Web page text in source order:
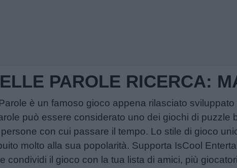
PAROLE RICERCA:
è un famoso gioco appena rilasciato sviluppato
può essere considerato uno dei giochi di puzzle
con cui passare il tempo. Lo stile di gioco
molto alla sua popolarità. Supporta IsCool
condividi il gioco con la tua lista di amici, più